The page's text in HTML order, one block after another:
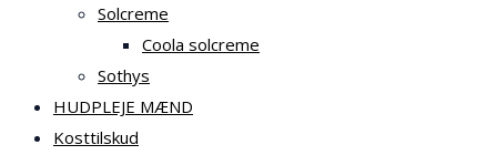
Solcreme
Coola solcreme
Sothys
HUDPLEJE MÆND
Kosttilskud